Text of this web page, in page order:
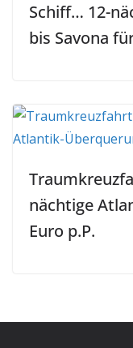
Schiff… 12-
bis Savona
nächtige
Euro p.P.